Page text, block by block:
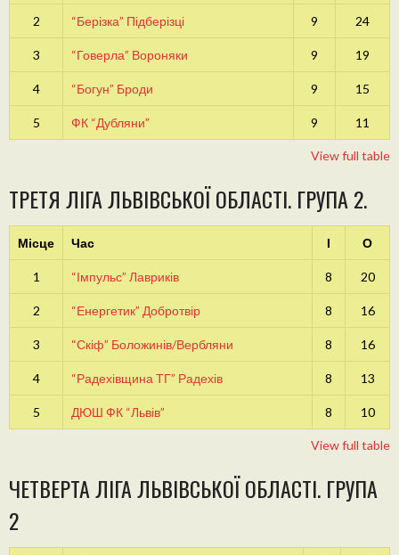
2 “Берізка” Підберізці 9 24
3 “Говерла” Вороняки 9 19
4 “Богун” Броди 9 15
5 ФК “Дубляни” 9 11
View full table
ТРЕТЯ ЛІГА ЛЬВІВСЬКОЇ ОБЛАСТІ. ГРУПА 2.
Місце Час І О
1 “Імпульс” Лавриків 8 20
2 “Енергетик” Добротвір 8 16
3 “Скіф” Боложинів/Вербляни 8 16
4 “Радехівщина ТГ” Радехів 8 13
5 ДЮШ ФК “Львів” 8 10
View full table
ЧЕТВЕРТА ЛІГА ЛЬВІВСЬКОЇ ОБЛАСТІ. ГРУПА
2